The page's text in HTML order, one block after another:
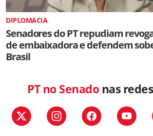
DIPLOMACIA
Senadores do PT repudiam
de embaixadora e defendem
Brasil
PT no Senadonas